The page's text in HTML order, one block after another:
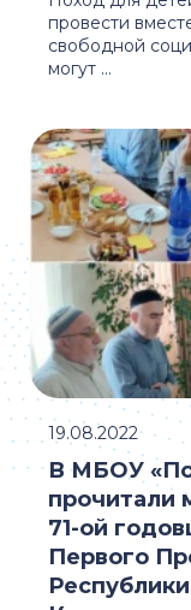
провести
свободной
могут ...
В МБОУ
прочитали
71-ой
Первого
19.08.2022